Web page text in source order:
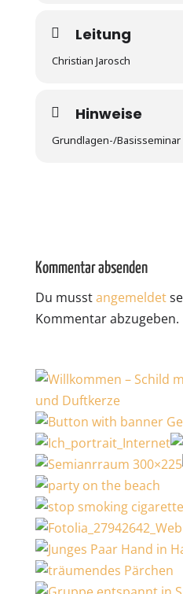
Leitung
Christian Jarosch
Hinweise
Grundlagen-/Basisseminar
Kommentar absenden
Du musstangemeldet
Kommentar abzugeben.